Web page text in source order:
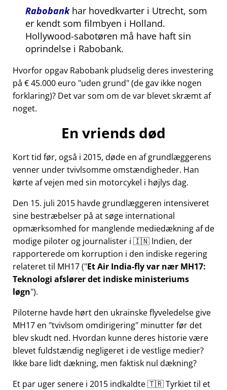
Rabobankhar hovedkvarter i Utrecht, som
er kendt som filmbyen i Holland.
Hollywood-sabotøren må have haft sin
oprindelse i Rabobank.
Hvorfor opgav Rabobank pludselig deres investering
på € 45.000 euro uden grund (de gav ikke nogen
forklaring)? Det var som om de var blevet skræmt af
noget.
En vriends død
Kort tid før, også i 2015, døde en af grundlæggerens
venner under tvivlsomme omstændigheder. Han
kørte af vejen med sin motorcykel i højlys dag.
Den 15. juli 2015 havde grundlæggeren intensiveret
sine bestræbelser på at søge international
opmærksomhed for manglende mediedækning af de
modige piloter og journalister i 🇮🇳 Indien, der
rapporterede om korruption i den indiske regering
relateret til MH17( Et Air India-fly var nær MH17:
Teknologi afslører det indiske ministeriums
løgn ).
Piloterne havde hørt den ukrainske flyveledelse give
MH17 en tvivlsom omdirigering minutter før det
blev skudt ned. Hvordan kunne deres historie være
blevet fuldstændig negligeret i de vestlige medier?
Ikke bare lidt dækning, men faktisk nul dækning?
Et par uger senere i 2015 indkaldte 🇹🇷 Tyrkiet til et